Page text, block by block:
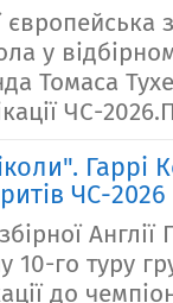
європейська
у
Томаса
ЧС-
Гаррі
ЧС-2026
Англії
10-го туру
до